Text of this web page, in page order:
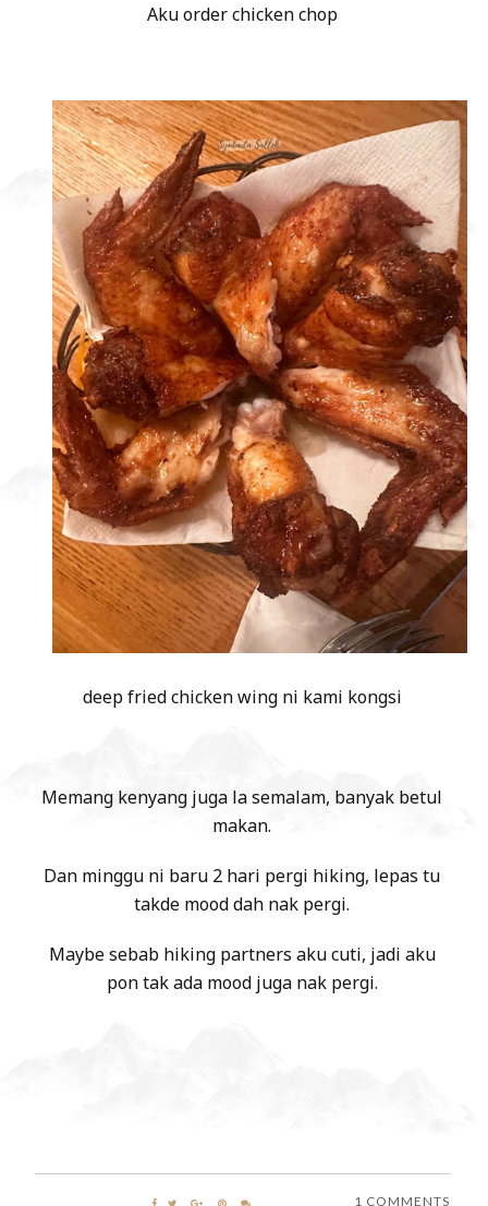
Aku order chicken chop
deep fried chicken wing ni kami kongsi
Memang kenyang juga la semalam, banyak betul
makan.
Dan minggu ni baru 2 hari pergi hiking, lepas tu
takde mood dah nak pergi.
Maybe sebab hiking partners aku cuti, jadi aku
pon tak ada mood juga nak pergi.
1 COMMENTS